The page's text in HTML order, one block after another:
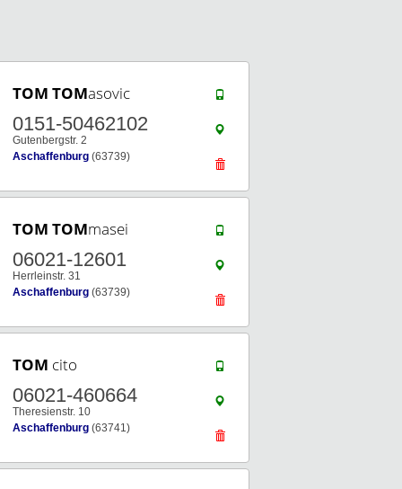
TOM TOMasovic
0151-50462102
Gutenbergstr. 2
Aschaffenburg (63739)
TOM TOMmasei
06021-12601
Herrleinstr. 31
Aschaffenburg (63739)
TOM cito
06021-460664
Theresienstr. 10
Aschaffenburg (63741)